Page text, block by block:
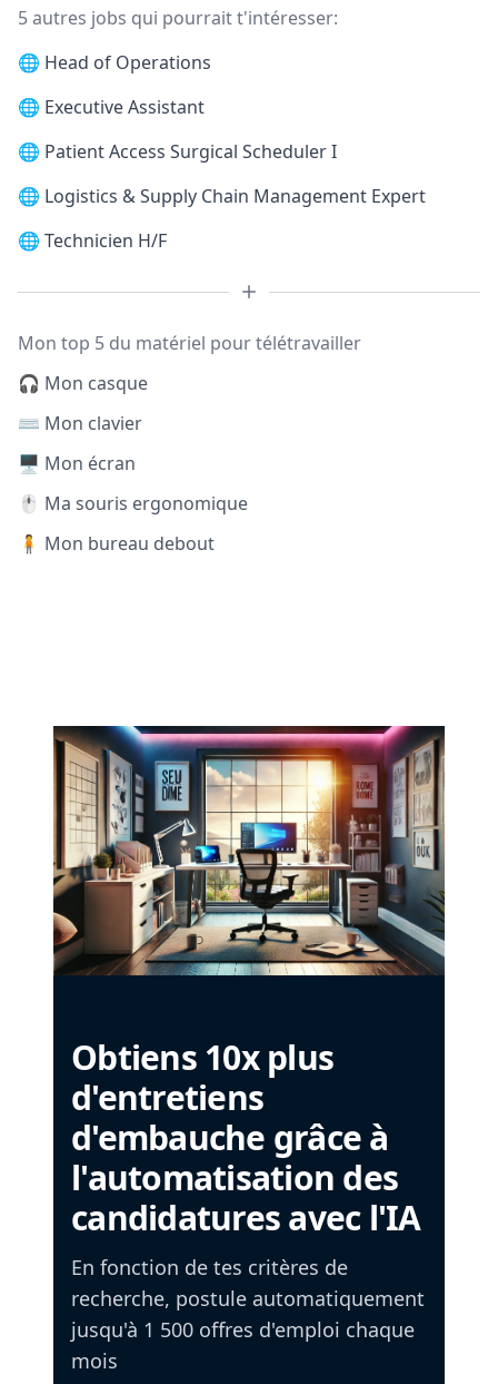
5 autres jobs qui pourrait t'intéresser:
🌐 Head of Operations
🌐 Executive Assistant
🌐 Patient Access Surgical Scheduler I
🌐 Logistics & Supply Chain Management Expert
🌐 Technicien H/F
Mon top 5 du matériel pour télétravailler
🎧 Mon casque
⌨️ Mon clavier
🖥️ Mon écran
🖱️ Ma souris ergonomique
🧍 Mon bureau debout
Obtiens 10x plus
d'entretiens
d'embauche grâce à
l'automatisation des
candidatures avec l'IA
En fonction de tes critères de
recherche, postule automatiquement
jusqu'à 1 500 offres d'emploi chaque
mois